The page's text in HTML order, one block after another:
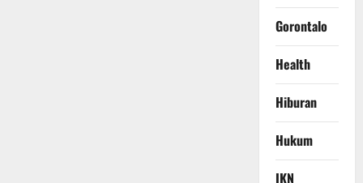
Gorontalo
Health
Hiburan
Hukum
IKN